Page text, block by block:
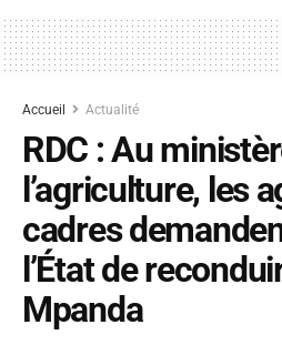
Accueil Actualité
RDC : Au
l’agriculture, les
cadres
l’État de
Mpanda